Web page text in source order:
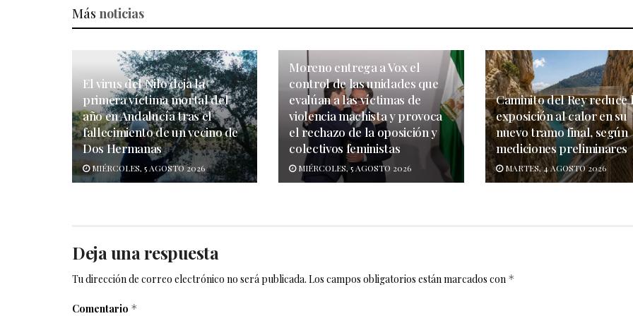
Más noticias
El virus del Nilo deja la
primera víctima mortal del
año en Andalucía tras el
fallecimiento de un vecino de
Dos Hermanas
MIÉRCOLES, 5 AGOSTO 2026
Moreno entrega a Vox el
control de las unidades que
evalúan a las víctimas de
violencia machista y provoca
el rechazo de la oposición y
colectivos feministas
MIÉRCOLES, 5 AGOSTO 2026
Caminito del Rey reduce
exposición al calor en su
nuevo tramo final, según
mediciones preliminares
MARTES, 4 AGOSTO 2026
Deja una respuesta
Tu dirección de correo electrónico no será publicada. Los campos obligatorios están marcados con *
Comentario *